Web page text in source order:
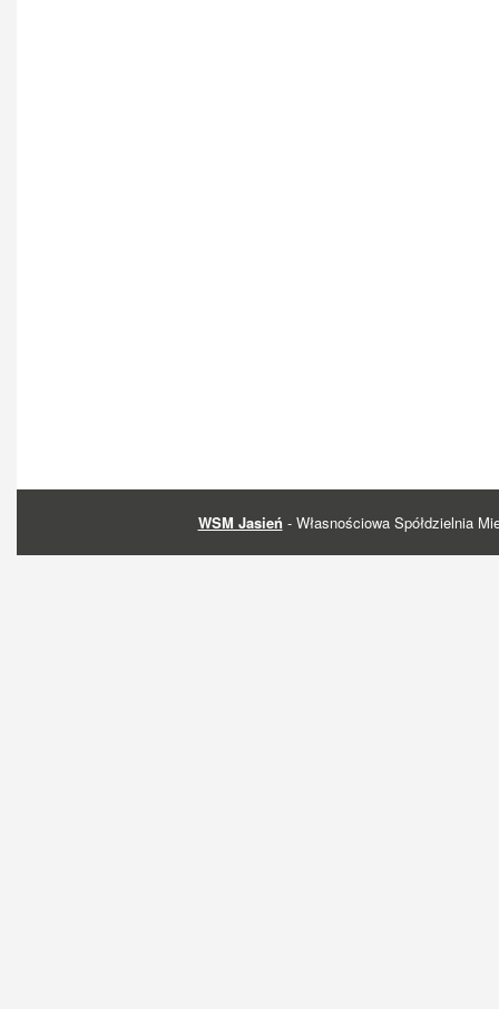
WSM Jasień - Własnościowa Spółdzielnia